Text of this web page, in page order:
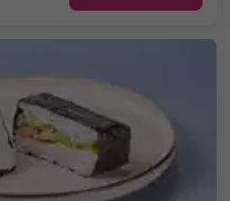
от фото на сайте.